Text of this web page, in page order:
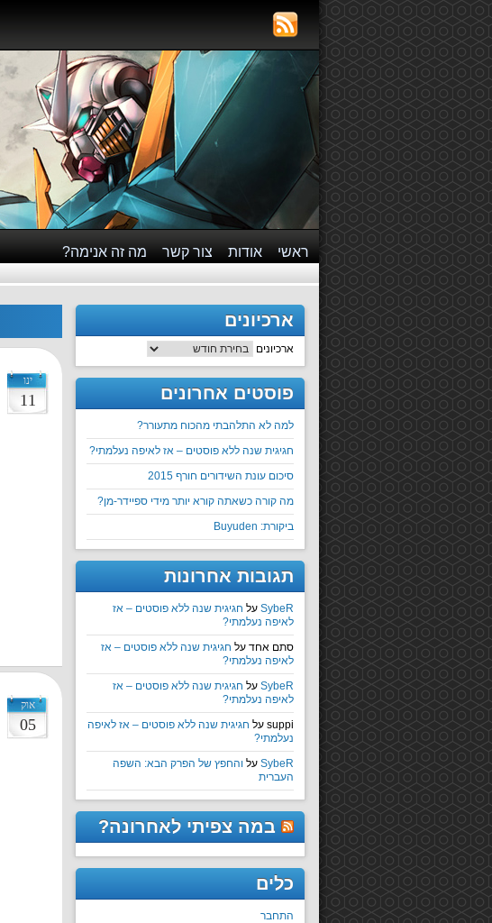
ראשי אודות צור קשר מה זה אנימה?
ינו
11
אוק
05
ארכיונים
ארכיונים
פוסטים אחרונים
למה לא התלהבתי מהכוח מתעורר?
חגיגית שנה ללא פוסטים – אז לאיפה נעלמתי?
סיכום עונת השידורים חורף 2015
מה קורה כשאתה קורא יותר מידי ספיידר-מן?
ביקורת: Buyuden
תגובות אחרונות
SybeR על חגיגית שנה ללא פוסטים – אז
לאיפה נעלמתי?
סתם אחד על חגיגית שנה ללא פוסטים – אז
לאיפה נעלמתי?
SybeR על חגיגית שנה ללא פוסטים – אז
לאיפה נעלמתי?
suppi על חגיגית שנה ללא פוסטים – אז לאיפה
נעלמתי?
SybeR על והחפץ של הפרק הבא: השפה
העברית
במה צפיתי לאחרונה?
כלים
התחבר